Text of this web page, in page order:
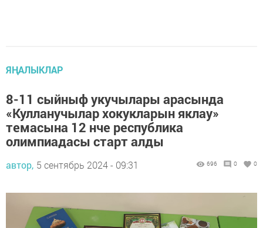
ЯҢАЛЫКЛАР
8-11 сыйныф укучылары арасында
«Кулланучылар хокукларын яклау»
темасына 12 нче республика
олимпиадасы старт алды
автор, 5 сентябрь 2024 - 09:31 696 0 0